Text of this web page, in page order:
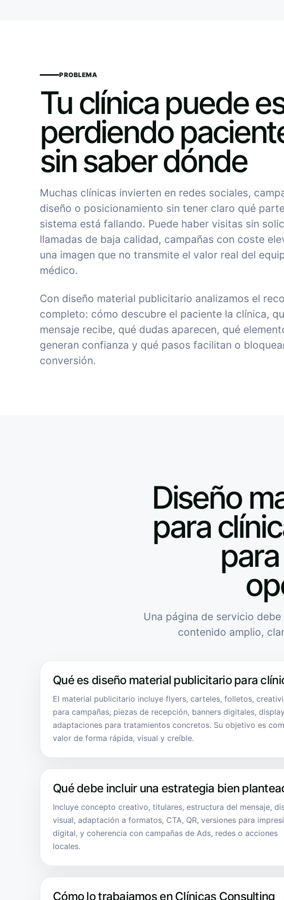
PROBLEMA
Tu clínica puede
perdiendo
sin saber dónde
Muchas clínicas invierten en redes sociales,
diseño o posicionamiento sin tener claro qué
sistema está fallando. Puede haber visitas sin
llamadas de baja calidad, campañas con coste
una imagen que no transmite el valor real del
médico.
Con diseño material publicitario analizamos el
completo: cómo descubre el paciente la clínica,
mensaje recibe, qué dudas aparecen, qué
generan confianza y qué pasos facilitan o
conversión.
Diseño
para
Una página de servicio
contenido amplio,
Qué es diseño material publicitario para
El material publicitario incluye flyers, carteles, folletos,
para campañas, piezas de recepción, banners digitales,
adaptaciones para tratamientos concretos. Su objetivo es
valor de forma rápida, visual y creíble.
Qué debe incluir una estrategia bien
Incluye concepto creativo, titulares, estructura del mensaje,
visual, adaptación a formatos, CTA, QR, versiones para
digital, y coherencia con campañas de Ads, redes o acciones
locales.
Cómo lo trabajamos en Clínicas Consulting